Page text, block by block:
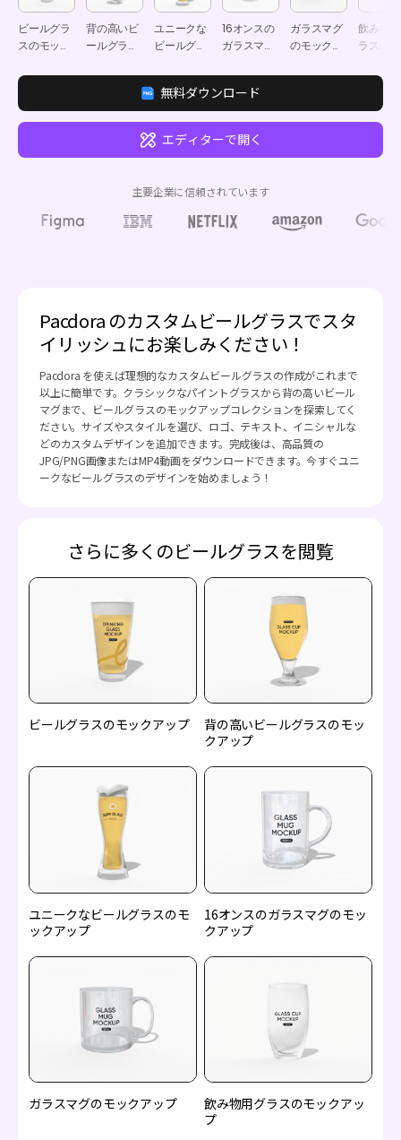
ビールグラ
スのモック
背の高いビ
ールグラス
ップ
ユニークな
ビールグラ
アップ
16オンスの
ガラスマグ
ップ
ガラスマグ
のモックア
飲み物
ラスの
無料ダウンロード
エディターで開く
主要企業に信頼されています
Pacdora のカスタムビールグラスでスタ
イリッシュにお楽しみください！
Pacdora を使えば理想的なカスタムビールグラスの作成がこれまで
以上に簡単です。クラシックなパイントグラスから背の高いビール
マグまで、ビールグラスのモックアップコレクションを探索してく
ださい。サイズやスタイルを選び、ロゴ、テキスト、イニシャルな
どのカスタムデザインを追加できます。完成後は、高品質の
JPG/PNG画像またはMP4動画をダウンロードできます。今すぐユニ
ークなビールグラスのデザインを始めましょう！
さらに多くのビールグラスを閲覧
ビールグラスのモックアップ
背の高いビールグラスのモッ
クアップ
ユニークなビールグラスのモ
ックアップ
16オンスのガラスマグのモッ
クアップ
ガラスマグのモックアップ
飲み物用グラスのモックアッ
プ